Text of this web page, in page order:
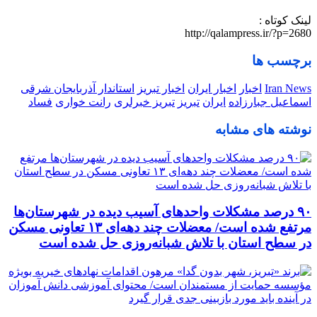
لینک کوتاه :
http://qalampress.ir/?p=2680
برچسب ها
Iran News اخبار اخبار ایران اخبار تبریز
استاندار آذربایجان شرقی
اسماعیل جبارزاده ایران تبریز تبریز خبرلری رانت خواری فساد
نوشته های مشابه
٩٠ درصد مشکلات واحدهای آسیب دیده در شهرستان‌ها
مرتفع شده است/ معضلات چند دهه‌ای ١٣ تعاونی مسکن
در سطح استان با تلاش شبانه‌روزی حل شده است